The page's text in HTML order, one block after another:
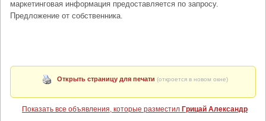
маркетинговая информация предоставляется по запросу.
Предложение от собственника.
Открыть страницу для печати (откроется в новом окне)
Показать все объявления, которые разместил Грицай Александр